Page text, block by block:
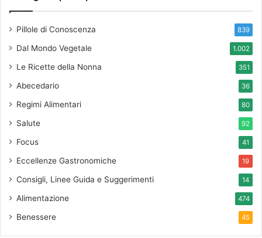
Pillole di Conoscenza 839
Dal Mondo Vegetale 1.002
Le Ricette della Nonna 351
Abecedario 36
Regimi Alimentari 80
Salute 92
Focus 41
Eccellenze Gastronomiche 19
Consigli, Linee Guida e Suggerimenti 14
Alimentazione 474
Benessere 45